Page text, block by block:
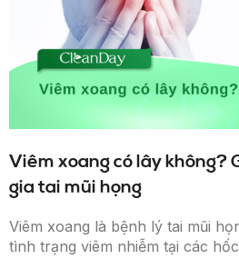
Viêm xoang có lây không?
gia tai mũi họng
Viêm xoang là bệnh lý tai mũi
tình trạng viêm nhiễm tại các